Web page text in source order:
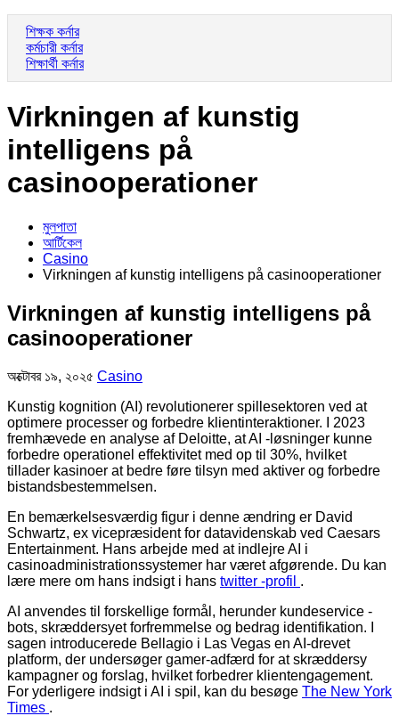
শিক্ষক কর্নার
কর্মচারী কর্নার
শিক্ষার্থী কর্নার
Virkningen af ​​kunstig
intelligens på
casinooperationer
মুলপাতা
আর্টিকেল
Casino
Virkningen af ​​kunstig intelligens på casinooperationer
Virkningen af ​​kunstig intelligens på
casinooperationer
অক্টোবর ১৯, ২০২৫ Casino
Kunstig kognition (AI) revolutionerer spillesektoren ved at
optimere processer og forbedre klientinteraktioner. I 2023
fremhævede en analyse af Deloitte, at AI -løsninger kunne
forbedre operationel effektivitet med op til 30%, hvilket
tillader kasinoer at bedre føre tilsyn med aktiver og forbedre
bistandsbestemmelsen.
En bemærkelsesværdig figur i denne ændring er David
Schwartz, ex vicepræsident for datavidenskab ved Caesars
Entertainment. Hans arbejde med at indlejre AI i
casinoadministrationssystemer har været afgørende. Du kan
lære mere om hans indsigt i hans twitter -profil .
AI anvendes til forskellige formål, herunder kundeservice -
bots, skræddersyet forfremmelse og bedrag identifikation. I
sagen introducerede Bellagio i Las Vegas en AI-drevet
platform, der undersøger gamer-adfærd for at skræddersy
kampagner og forslag, hvilket forbedrer klientengagement.
For yderligere indsigt i AI i spil, kan du besøge The New York
Times .